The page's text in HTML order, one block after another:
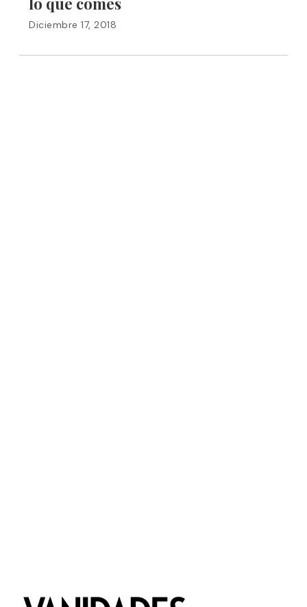
Diciembre 17, 2018